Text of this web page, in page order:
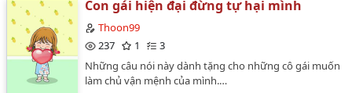
(Nhưng có những thể loại mà em không thể đọc được
nên cũng không thể review cho các thím được luôn,
thông cảm huhu:( )Read and enjoy it <3…
cả hiuhiu…
Con gái hiện đại đừng tự hại mình
Thoon99
237
1
3
Những câu nói này dành tặng cho những cô gái muốn
làm chủ vận mệnh của mình.…